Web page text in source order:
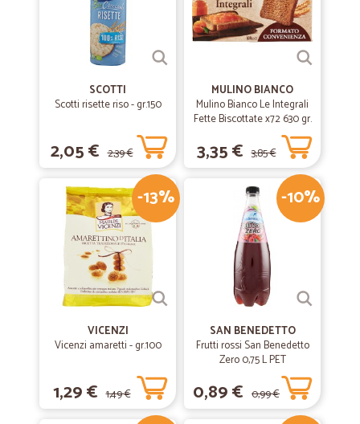
SCOTTI
Scotti risette riso - gr.150
2,05 € 2,39 €
MULINO BIANCO
Mulino Bianco Le Integrali
Fette Biscottate x72 630 gr.
3,35 € 3,85 €
-13%
VICENZI
Vicenzi amaretti - gr.100
1,29 € 1,49 €
-10%
SAN BENEDETTO
Frutti rossi San Benedetto
Zero 0,75 L PET
0,89 € 0,99 €